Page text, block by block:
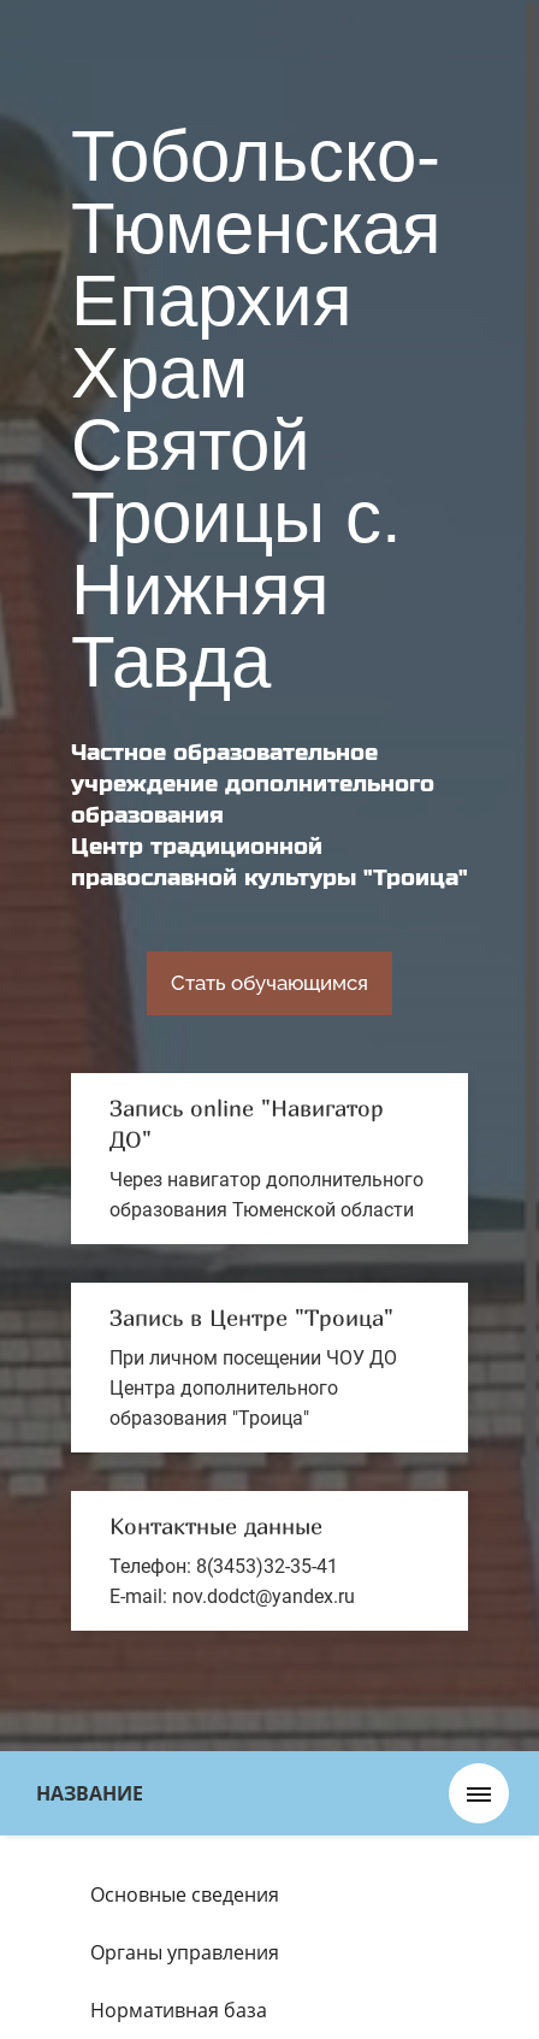
Тобольско-
Тюменская
Епархия
Храм
Святой
Троицы с.
Нижняя
Тавда
Частное образовательное
учреждение дополнительного
образования
Центр традиционной
православной культуры "Троица"
Стать обучающимся
Запись online "Навигатор
ДО"
Через навигатор дополнительного
образования Тюменской области
Запись в Центре "Троица"
При личном посещении ЧОУ ДО
Центра дополнительного
образования "Троица"
Контактные данные
Телефон: 8(3453)32-35-41
E-mail: nov.dodct@yandex.ru
НАЗВАНИЕ
Основные сведения
Органы управления
Нормативная база